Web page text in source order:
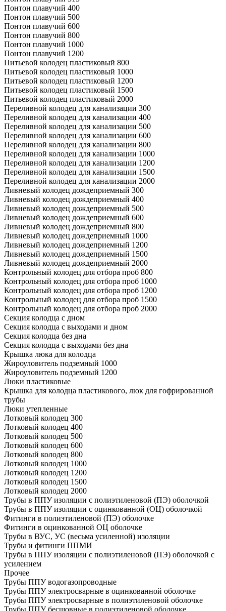
Понтон плавучий 400
Понтон плавучий 500
Понтон плавучий 600
Понтон плавучий 800
Понтон плавучий 1000
Понтон плавучий 1200
Питьевой колодец пластиковый 800
Питьевой колодец пластиковый 1000
Питьевой колодец пластиковый 1200
Питьевой колодец пластиковый 1500
Питьевой колодец пластиковый 2000
Переливной колодец для канализации 300
Переливной колодец для канализации 400
Переливной колодец для канализации 500
Переливной колодец для канализации 600
Переливной колодец для канализации 800
Переливной колодец для канализации 1000
Переливной колодец для канализации 1200
Переливной колодец для канализации 1500
Переливной колодец для канализации 2000
Ливневый колодец дождеприемный 300
Ливневый колодец дождеприемный 400
Ливневый колодец дождеприемный 500
Ливневый колодец дождеприемный 600
Ливневый колодец дождеприемный 800
Ливневый колодец дождеприемный 1000
Ливневый колодец дождеприемный 1200
Ливневый колодец дождеприемный 1500
Ливневый колодец дождеприемный 2000
Контрольный колодец для отбора проб 800
Контрольный колодец для отбора проб 1000
Контрольный колодец для отбора проб 1200
Контрольный колодец для отбора проб 1500
Контрольный колодец для отбора проб 2000
Секция колодца с дном
Секция колодца с выходами и дном
Секция колодца без дна
Секция колодца с выходами без дна
Крышка люка для колодца
Жироуловитель подземный 1000
Жироуловитель подземный 1200
Люки пластиковые
Крышка для колодца пластикового, люк для гофрированной
трубы
Люки утепленные
Лотковый колодец 300
Лотковый колодец 400
Лотковый колодец 500
Лотковый колодец 600
Лотковый колодец 800
Лотковый колодец 1000
Лотковый колодец 1200
Лотковый колодец 1500
Лотковый колодец 2000
Трубы в ППУ изоляции с полиэтиленовой (ПЭ) оболочкой
Трубы в ППУ изоляции с оцинкованной (ОЦ) оболочкой
Фитинги в полиэтиленовой (ПЭ) оболочке
Фитинги в оцинкованной ОЦ оболочке
Трубы в ВУС, УС (весьма усиленной) изоляции
Трубы и фитинги ППМИ
Трубы в ППУ изоляции с полиэтиленовой (ПЭ) оболочкой с
усилением
Прочее
Трубы ППУ водогазопроводные
Трубы ППУ электросварные в оцинкованной оболочке
Трубы ППУ электросварные в полиэтиленовой оболочке
Трубы ППУ бесшовные в полиэтиленовой оболочке